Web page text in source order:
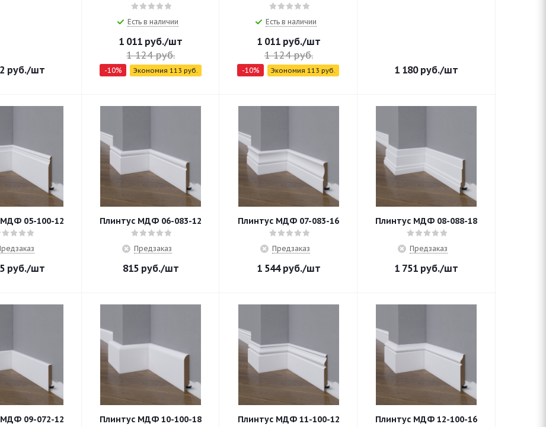
руб./шт
Есть в наличии
1 011 руб./шт
1 124руб.
-10% Экономия 113 руб.
Есть в наличии
1 011руб./шт
1 124руб.
-10% Экономия 113 руб. 1 180руб./шт
05-100-12
руб./шт
Плинтус МДФ 06-083-12
Предзаказ
815руб./шт
Плинтус МДФ 07-083-16
Предзаказ
1 544руб./шт
Плинтус МДФ 08-088-18
Предзаказ
1 751 руб./шт
09-072-12 Плинтус МДФ 10-100-18 Плинтус МДФ 11-100-12 Плинтус МДФ 12-100-16